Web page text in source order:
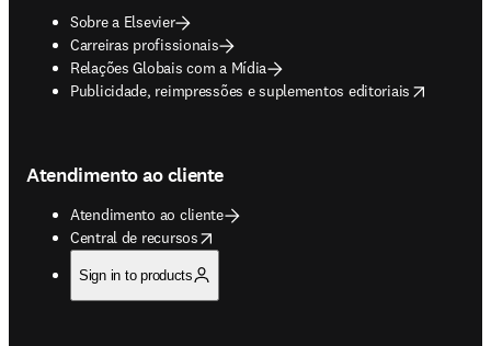
Sobre a Elsevier
Carreiras profissionais
Relações Globais com a Mídia
Publicidade, reimpressões e suplementos editoriais
opens in new tab/window
Atendimento ao cliente
Atendimento ao cliente
Central de recursos
opens in new tab/window
Sign in to products